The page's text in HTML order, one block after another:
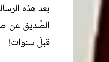
بعد هذه
الصَّديق عن
قبلَ سنوات!